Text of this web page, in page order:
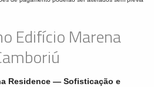
Edifício Marena
Residence — Sofisticação e